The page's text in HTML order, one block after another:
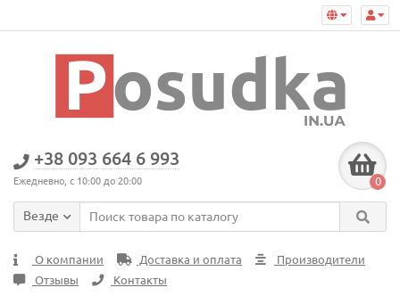
+38 093 664 6 993
Ежедневно, с 10:00 до 20:00 0
Везде
О компании Доставка и оплата
Производители
Отзывы
Контакты